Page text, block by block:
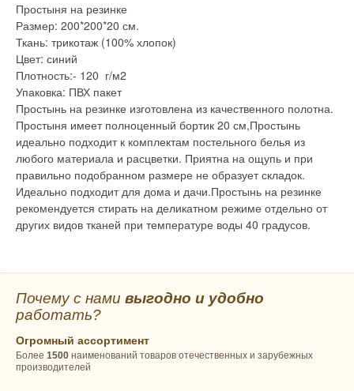
Простыня на резинке
Размер: 200*200*20 см.
Ткань: трикотаж (100% хлопок)
Цвет: синий
Плотность:- 120 г/м2
Упаковка: ПВХ пакет
Простынь на резинке изготовлена из качественного полотна.
Простыня имеет полноценный бортик 20 см,Простынь
идеально подходит к комплектам постельного белья из
любого материала и расцветки. Приятна на ощупь и при
правильно подобранном размере не образует складок.
Идеально подходит для дома и дачи.Простынь на резинке
рекомендуется стирать на деликатном режиме отдельно от
других видов тканей при температуре воды 40 градусов.
Почему с нами выгодно и удобно
работать?
Огромный ассортимент
Более 1500 наименований товаров отечественных и зарубежных
производителей